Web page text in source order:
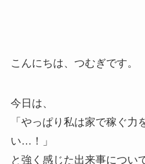
こんにちは、つむぎです。
今日は、
「やっぱり私は家で稼ぐ力
い…！」
と強く感じた出来事につい